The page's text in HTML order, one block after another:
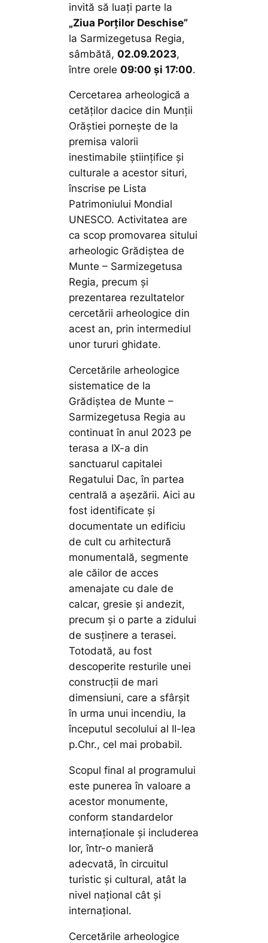
invită să luați parte la
„Ziua Porților Deschise”
la Sarmizegetusa Regia,
sâmbătă,02.09.2023,
între orele09:00 și 17:00.
Cercetarea arheologică a
cetăţilor dacice din Munţii
Orăştiei porneşte de la
premisa valorii
inestimabile ştiinţifice şi
culturale a acestor situri,
înscrise pe Lista
Patrimoniului Mondial
UNESCO. Activitatea are
ca scop promovarea sitului
arheologic Grădiștea de
Munte – Sarmizegetusa
Regia, precum și
prezentarea rezultatelor
cercetării arheologice din
acest an, prin intermediul
unor tururi ghidate.
Cercetările arheologice
sistematice de la
Grădiștea de Munte –
Sarmizegetusa Regia au
continuat în anul 2023 pe
terasa a IX-a din
sanctuarul capitalei
Regatului Dac, în partea
centrală a așezării. Aici au
fost identificate și
documentate un edificiu
de cult cu arhitectură
monumentală, segmente
ale căilor de acces
amenajate cu dale de
calcar, gresie și andezit,
precum și o parte a zidului
de susținere a terasei.
Totodată, au fost
descoperite resturile unei
construcții de mari
dimensiuni, care a sfârșit
în urma unui incendiu, la
începutul secolului al II-lea
p.Chr., cel mai probabil.
Scopul final al programului
este punerea în valoare a
acestor monumente,
conform standardelor
internaţionale şi includerea
lor, într-o manieră
adecvată, în circuitul
turistic şi cultural, atât la
nivel național cât și
internaţional.
Cercetările arheologice